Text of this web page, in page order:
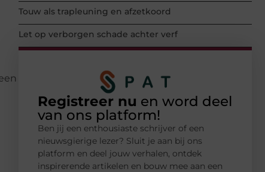
Touw als trapleuning en afzetkoord
Let op verborgen schade achter verf
Registreer nu en word deel
van ons platform!
Ben jij een enthousiaste schrijver of een
nieuwsgierige lezer? Sluit je aan bij ons
platform en deel jouw verhalen, ontdek
inspirerende artikelen en bouw mee aan een